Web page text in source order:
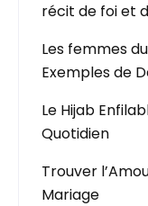
récit de foi et
Les femmes
Exemples de
Le Hijab
Quotidien
Trouver
Mariage